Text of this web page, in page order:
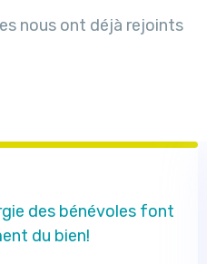
nous ont déjà rejoints
des bénévoles font
du bien!